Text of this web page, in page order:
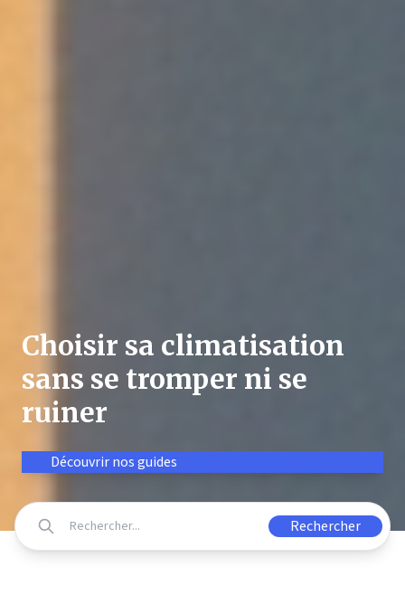
Choisir sa climatisation
sans se tromper ni se
ruiner
Découvrir nos guides
Rechercher